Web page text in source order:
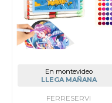
En montevideo
LLEGA MAÑANA
FERRESERVI